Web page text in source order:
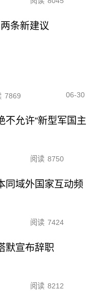
条新建议
7869 06-30
不允许“新型军国主
阅读 8750
同域外国家互动频
阅读 7424
默宣布辞职
阅读 8212